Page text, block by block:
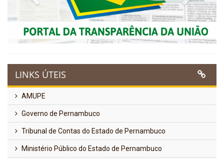
LINKS ÚTEIS
AMUPE
Governo de Pernambuco
Tribunal de Contas do Estado de Pernambuco
Ministério Público do Estado de Pernambuco